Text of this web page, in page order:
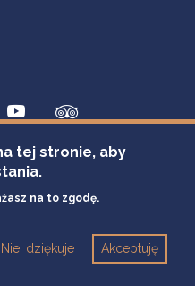
tej stronie, aby
na to zgodę.
Akceptuję
Nie, dziękuje